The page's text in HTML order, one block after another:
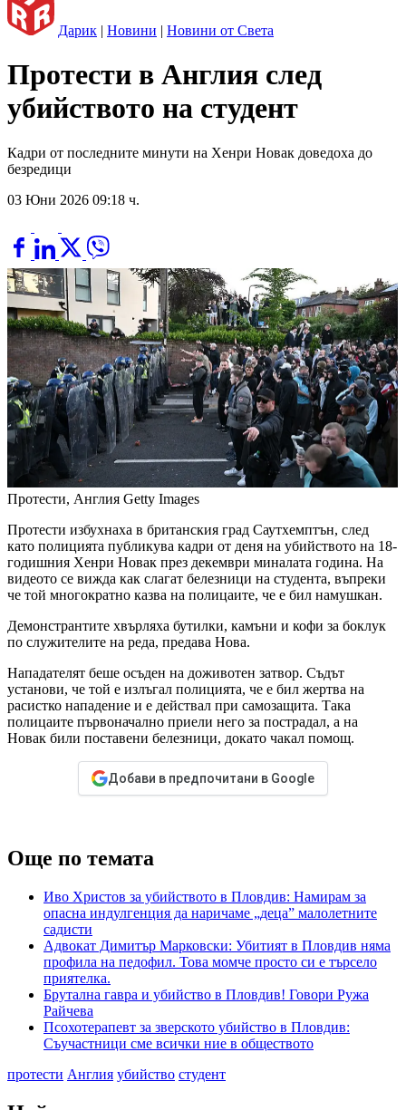
Дарик | Новини | Новини от Света
Протести в Англия след
убийството на студент
Кадри от последните минути на Хенри Новак доведоха до
безредици
03 Юни 2026 09:18 ч.
Протести, Англия Getty Images
Протести избухнаха в британския град Саутхемптън, след
като полицията публикува кадри от деня на убийството на 18-
годишния Хенри Новак през декември миналата година. На
видеото се вижда как слагат белезници на студента, въпреки
че той многократно казва на полицаите, че е бил намушкан.
Демонстрантите хвърляха бутилки, камъни и кофи за боклук
по служителите на реда, предава Нова.
Нападателят беше осъден на доживотен затвор. Съдът
установи, че той е излъгал полицията, че е бил жертва на
расистко нападение и е действал при самозащита. Така
полицаите първоначално приели него за пострадал, а на
Новак били поставени белезници, докато чакал помощ.
Добави в предпочитани в Google
Още по темата
Иво Христов за убийството в Пловдив: Намирам за
опасна индулгенция да наричаме „деца” малолетните
садисти
Адвокат Димитър Марковски: Убитият в Пловдив няма
профила на педофил. Това момче просто си е търсело
приятелка.
Брутална гавра и убийство в Пловдив! Говори Ружа
Райчева
Псохотерапевт за зверското убийство в Пловдив:
Съучастници сме всички ние в обществото
протести Англия убийство студент